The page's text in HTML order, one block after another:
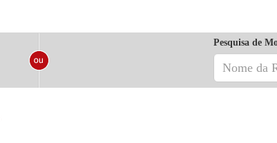
Pesquisa de